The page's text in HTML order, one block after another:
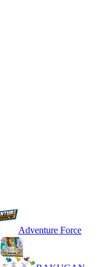
Adventure Force